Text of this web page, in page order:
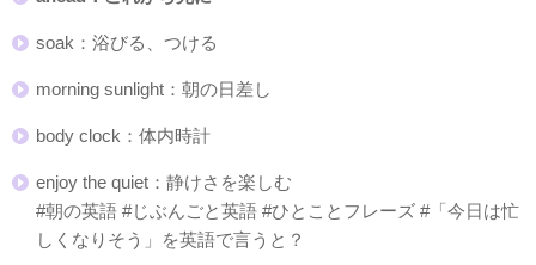
soak：浴びる、つける
morning sunlight：朝の日差し
body clock：体内時計
enjoy the quiet：静けさを楽しむ
#朝の英語 #じぶんごと英語 #ひとことフレーズ #「今日は忙
しくなりそう」を英語で言うと？